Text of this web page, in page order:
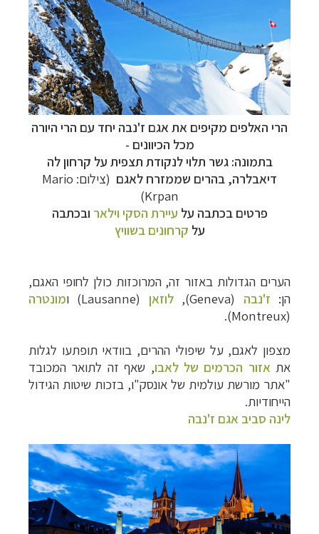
הרי האלפים מקיפים את אגם ז'נבה יחד עם הרי היורה
מכל הכיוונים -
בתמונה: גשר תלוי לנקודת תצפית על קרחון לה
דיאבלרה, בהרים שממזרח לאגם
(צילום: Mario
Krpan)
פרטים בכתבה על עיירת הסקי וילאר ובכתבה
על קרחונים בשוויץ
הערים הגדולות באזור זה, המרוכזות כולן לחופי האגם,
הן: ז'נבה (
Geneva
),לוזאן (
Lausanne) ומונטרה
(
Montreux
).
מצפון לאגם, על שיפולי ההרים, בוודאי תופתעו לגלות
את אזור הכרמים של לאבו, שאף זה לתואר המכובד
"אתר מורשת עולמית של אונסק"ו, בזכות שיטות הגידול
הייחודיות.
לינה סביב אגם ז'נבה